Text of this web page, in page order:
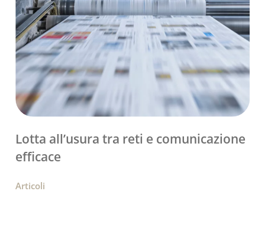
Lotta all’usura tra reti e comunicazione
efficace
Articoli